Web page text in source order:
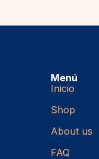
Menú
Inicio
Shop
About us
FAQ